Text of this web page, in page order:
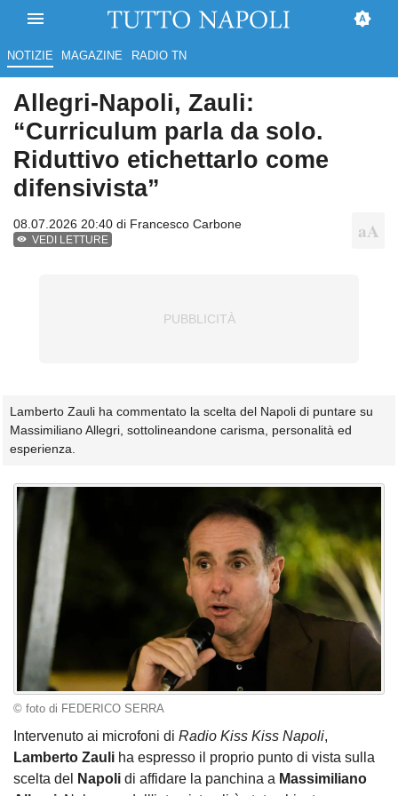
NOTIZIE MAGAZINE RADIO TN
Allegri-Napoli, Zauli:
“Curriculum parla da solo.
Riduttivo etichettarlo come
difensivista”
08.07.2026 20:40 di Francesco Carbone
VEDI LETTURE
Lamberto Zauli ha commentato la scelta del Napoli di puntare su
Massimiliano Allegri, sottolineandone carisma, personalità ed
esperienza.
© foto di FEDERICO SERRA
Intervenuto ai microfoni di Radio Kiss Kiss Napoli,
Lamberto Zauli ha espresso il proprio punto di vista sulla
scelta del
Napoli di affidare la panchina a Massimiliano